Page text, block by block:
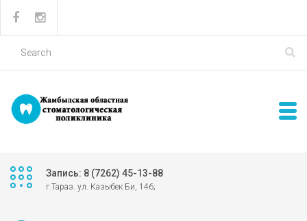
Запись: 8 (7262) 45-13-88
г.Тараз. ул. Казыбек Би, 146;